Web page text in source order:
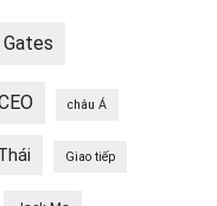
Gates
châu Á
Giao tiếp